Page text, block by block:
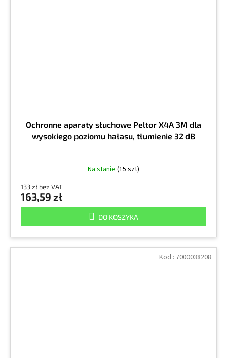
Ochronne aparaty słuchowe Peltor X4A 3M dla
wysokiego poziomu hałasu, tłumienie 32 dB
Na stanie (15 szt)
133 zł bez VAT
163,59 zł
DO KOSZYKA
Kod : 7000038208